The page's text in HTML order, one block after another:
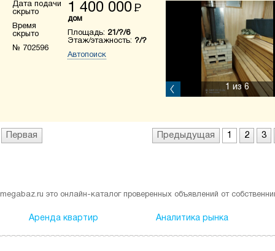
Дата подачи
скрыто
Время
скрыто
№ 702596
1 400 000 Р
дом
Площадь: 21/?/6
Этаж/этажность: ?/?
Автопоиск
1 из 6
Первая Предыдущая 1 2 3
megabaz.ru это онлайн-каталог проверенных объявлений от
Аренда квартир Аналитика рынка